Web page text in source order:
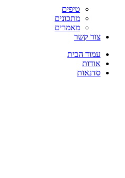
טיפים
מתכונים
מאמרים
צור קשר
עמוד הבית
אודות
סדנאות